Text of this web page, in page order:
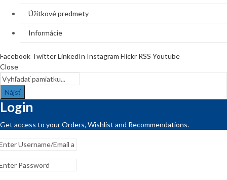
Úžitkové predmety
Informácie
Facebook TwitterLinkedIn Instagram Flickr RSS Youtube
Close
Nájsť
Login
Get access to your Orders, Wishlist and Recommendations.